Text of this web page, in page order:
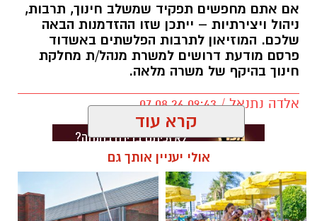
אם אתם מחפשים תפקיד שמשלב חינוך, תרבות,
ניהול ויצירתיות – ייתכן שזו ההזדמנות הבאה
שלכם. המוזיאון לתרבות הפלשתים באשדוד
פרסם מודעת דרושים למשרת מנהל/ת מחלקת
חינוך בהיקף של משרה מלאה.
אלדה נתנאל / 09:43 07.08.26
תגים:דרושים באשדוד
קרא עוד
אולי יעניין אותך גם